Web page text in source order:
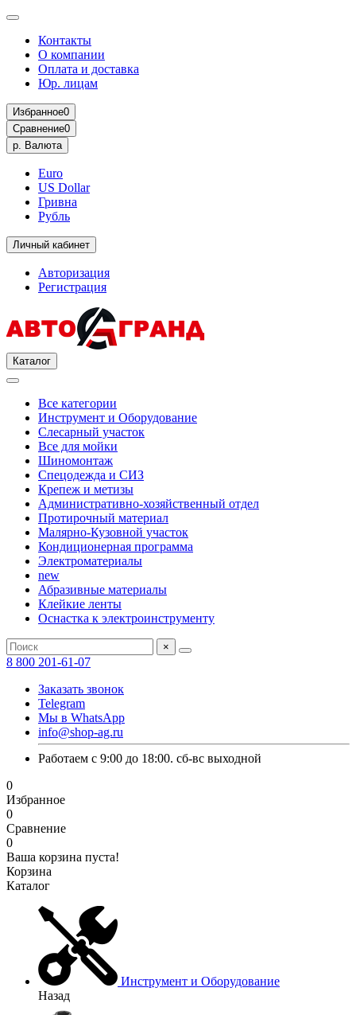
Контакты
О компании
Оплата и доставка
Юр. лицам
Избранное0
Сравнение0
р. Валюта
Euro
US Dollar
Гривна
Рубль
Личный кабинет
Авторизация
Регистрация
Каталог
Все категории
Инструмент и Оборудование
Слесарный участок
Все для мойки
Шиномонтаж
Спецодежда и СИЗ
Крепеж и метизы
Административно-хозяйственный отдел
Протирочный материал
Малярно-Кузовной участок
Кондиционерная программа
Электроматериалы
new
Абразивные материалы
Клейкие ленты
Оснастка к электроинструменту
×
8 800 201-61-07
Заказать звонок
Telegram
Мы в WhatsApp
info@shop-ag.ru
Работаем с 9:00 до 18:00. сб-вс выходной
0
Избранное
0
Сравнение
0
Ваша корзина пуста!
Корзина
Каталог
Инструмент и Оборудование
Назад